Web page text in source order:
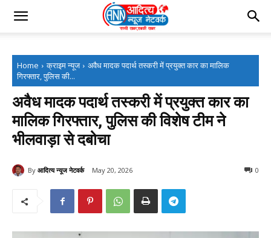
Home क्राइम न्यूज
अवैध मादक पदार्थ तस्करी में प्रयुक्त कार का मालिक
गिरफ्तार, पुलिस की...
अवैध मादक पदार्थ तस्करी में प्रयुक्त कार का
मालिक गिरफ्तार, पुलिस की विशेष टीम ने
भीलवाड़ा से दबोचा
By आदित्य न्यूज नेटवर्क May 20, 2026 0